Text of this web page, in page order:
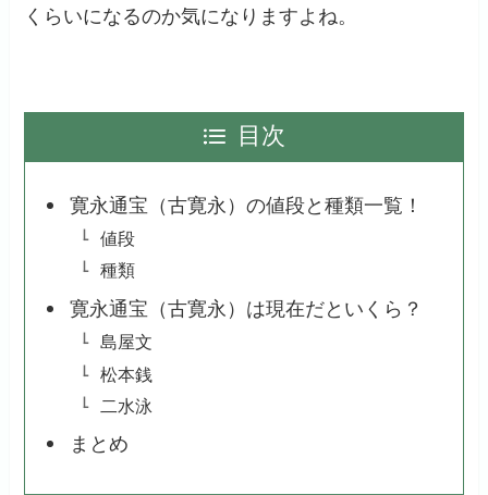
くらいになるのか気になりますよね。
目次
寛永通宝（古寛永）の値段と種類一覧！
値段
種類
寛永通宝（古寛永）は現在だといくら？
島屋文
松本銭
二水泳
まとめ